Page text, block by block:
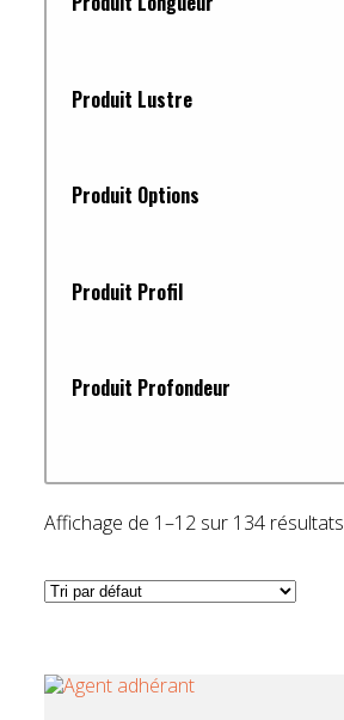
Produit Lustre
Produit Options
Produit Profil
Produit Profondeur
Affichage de 1–12 sur 134 résultats